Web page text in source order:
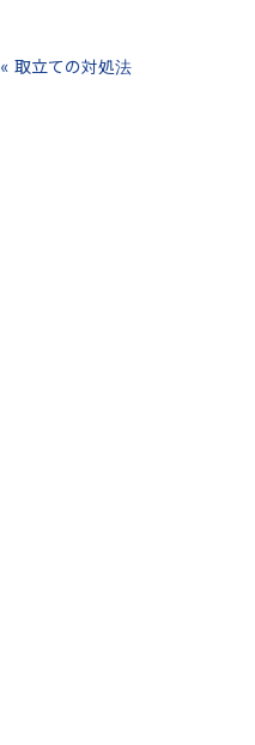
« 取立ての対処法